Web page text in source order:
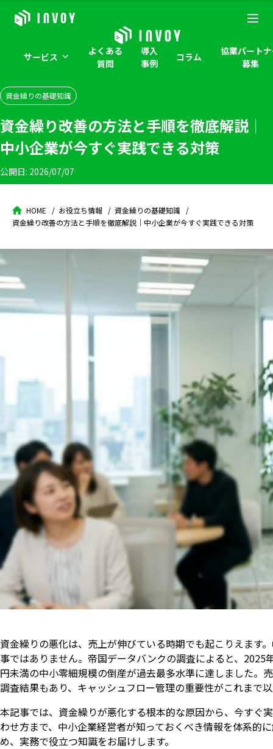
サービス
よくある
質問
導入
事例
コラム
協業パート
募集
資金繰りの基礎知識
資金繰り改善の方法と手順を徹底解説｜
中小企業が今すぐ実践できる対策
公開日: 2026/07/07
HOME お役立ち情報
資金繰りの基礎知識
資金繰り改善の方法と手順を徹底解説｜中小企業が今すぐ実践できる対策
資金繰りの悪化は、売上が伸びている時期でも起こりえます
事ではありません。帝国データバンクの調査によると、
円未満の中小零細規模の倒産が過去最多水準に達しました。
調査結果もあり、キャッシュフロー管理の重要性がこれまで
本記事では、資金繰りが悪化する根本的な原因から、今すぐ
わせ方まで、中小企業経営者が知っておくべき情報を体系的
め、実務で役立つ知識をお届けします。